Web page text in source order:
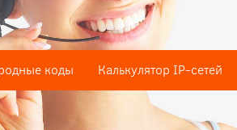
коды Калькулятор IP-сетей